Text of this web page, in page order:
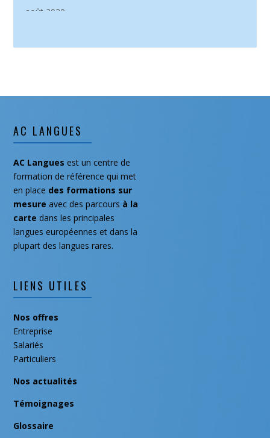
août 2020
janvier 2020
juillet 2019
mai 2019
février 2019
janvier 2019
novembre 2018
septembre 2018
mai 2018
avril 2018
mars 2018
février 2018
janvier 2018
août 2016
AC LANGUES
AC Langues est un centre de
formation de référence qui met
en place des formations sur
mesureavec des parcours à la
cartedans les principales
langues européennes et dans la
plupart des langues rares.
LIENS UTILES
Nos offres
Entreprise
Salariés
Particuliers
Nos actualités
Témoignages
Glossaire